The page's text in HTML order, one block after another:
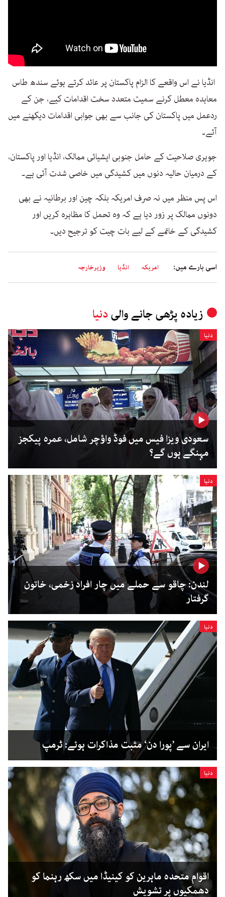
انڈیا نے اس واقعے کا الزام پاکستان پر عائد کرتے ہوئے سندھ طاس
معاہدہ معطل کرنے سمیت متعدد سخت اقدامات کیے، جن کے
ردعمل میں پاکستان کی جانب سے بھی جوابی اقدامات دیکھنے میں
آئے۔
جوہری صلاحیت کے حامل جنوبی ایشیائی ممالک، انڈیا اور پاکستان،
کے درمیان حالیہ دنوں میں کشیدگی میں خاصی شدت آئی ہے۔
اس پس منظر میں نہ صرف امریکہ بلکہ چین اور برطانیہ نے بھی
دونوں ممالک پر زور دیا ہے کہ وہ تحمل کا مظاہرہ کریں اور
کشیدگی کے خاتمے کے لیے بات چیت کو ترجیح دیں۔
اسی بارے میں: امریکہ انڈیا وزیرخارجہ
زیادہ پڑھی جانے والیدنیا
دنیا
سعودی ویزا فیس میں فوڈ واؤچر شامل، عمرہ پیکجز
مہنگے ہوں گے؟
دنیا
لندن: چاقو سے حملے میں چار افراد زخمی، خاتون
گرفتار
دنیا
ایران سے ’پورا دن‘ مثبت مذاکرات ہوئے: ٹرمپ
دنیا
اقوام متحدہ ماہرین کو کینیڈا میں سکھ رہنما کو
دھمکیوں پر تشویش